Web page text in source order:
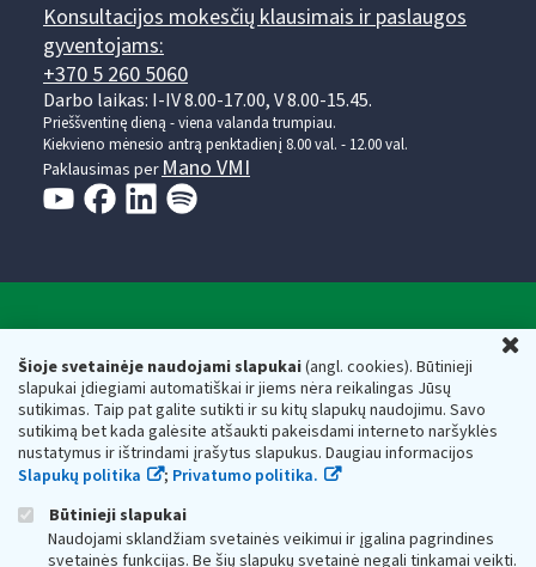
Šioje svetainėje naudojami slapukai(angl. cookies). Būtinieji
slapukai įdiegiami automatiškai ir jiems nėra reikalingas Jūsų
sutikimas. Taip pat galite sutikti ir su kitų slapukų naudojimu. Savo
sutikimą bet kada galėsite atšaukti pakeisdami interneto naršyklės
nustatymus ir ištrindami įrašytus slapukus. Daugiau informacijos
Slapukų politika
; Privatumo politika.
Būtinieji slapukai
Naudojami sklandžiam svetainės veikimui ir įgalina pagrindines
svetainės funkcijas. Be šių slapukų svetainė negali tinkamai veikti.
Konsultacijos mokesčių klausimais ir paslaugos
gyventojams:
+370 5 260 5060
Darbo laikas: I-IV 8.00-17.00, V 8.00-15.45.
Prieššventinę dieną - viena valanda trumpiau.
Kiekvieno mėnesio antrą penktadienį 8.00 val. - 12.00 val.
Paklausimas per Mano VMI
Respublikos finansų ministerijos
Biudžetinė įstaiga. Juridinio asmens kodas — 188659752,
adresas: Vasario 16-osios g. 14, 01107 Vilnius, Lietuva, el.paštas:
vmi@vmi.lt, E. pristatymo dėžutės adresas 188659752
Duomenys apie Valstybinę mokesčių inspekciją prie Lietuvos
Respublikos finansų ministerijos kaupiami ir saugomi Juridinių